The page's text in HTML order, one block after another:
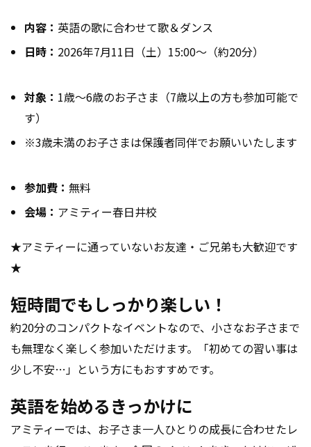
内容： 英語の歌に合わせて歌＆ダンス
日時： 2026年7月11日（土）15:00～（約20分）
対象： 1歳～6歳のお子さま（7歳以上の方も参加可能で
す）
※3歳未満のお子さまは保護者同伴でお願いいたします
参加費： 無料
会場： アミティー春日井校
★アミティーに通っていないお友達・ご兄弟も大歓迎です
★
短時間でもしっかり楽しい！
約20分のコンパクトなイベントなので、小さなお子さまで
も無理なく楽しく参加いただけます。「初めての習い事は
少し不安…」という方にもおすすめです。
英語を始めるきっかけに
アミティーでは、お子さま一人ひとりの成長に合わせたレ